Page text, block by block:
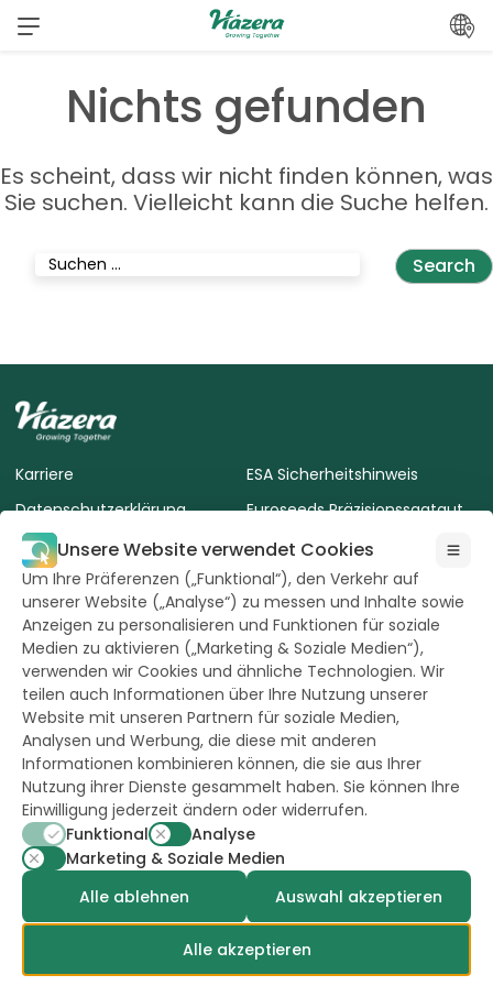
Zum
Inhalt
Nichts gefunden
Es scheint, dass wir nicht finden können, was
Sie suchen. Vielleicht kann die Suche helfen.
Suche
Karriere
Datenschutzerklärung
AVLB Saatgut
Cookie-Richtlinie
Nutzungsbedingungen
ESA Sicherheitshinweis
Euroseeds Präzisionssaatgut
Terms of use of the website
Alle Rechte
vorbehalten durch
Hazera 2026
Bleiben Sie auf dem Laufenden
Unsere Website verwendet Cookies
Um Ihre Präferenzen („Funktional“), den Verkehr auf
unserer Website („Analyse“) zu messen und Inhalte sowie
Anzeigen zu personalisieren und Funktionen für soziale
Medien zu aktivieren („Marketing & Soziale Medien“),
verwenden wir Cookies und ähnliche Technologien. Wir
teilen auch Informationen über Ihre Nutzung unserer
Website mit unseren Partnern für soziale Medien,
Analysen und Werbung, die diese mit anderen
Informationen kombinieren können, die sie aus Ihrer
Nutzung ihrer Dienste gesammelt haben. Sie können Ihre
Einwilligung jederzeit ändern oder widerrufen.
Funktional
Analyse
Marketing & Soziale Medien
Alle ablehnen
Auswahl akzeptieren
Alle akzeptieren